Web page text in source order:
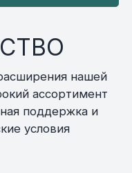
нашей
ассортимент
поддержка и
условия